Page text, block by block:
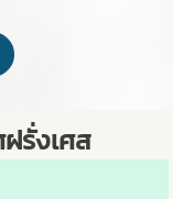
รั่งเศส